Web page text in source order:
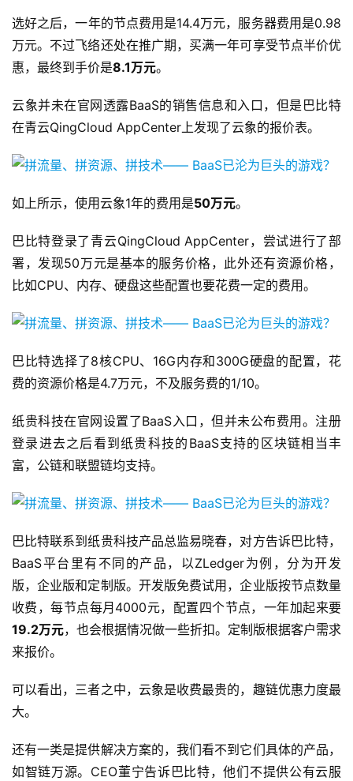
选好之后，一年的节点费用是14.4万元，服务器费用是0.98
万元。不过飞络还处在推广期，买满一年可享受节点半价优
惠，最终到手价是8.1万元。
云象并未在官网透露BaaS的销售信息和入口，但是巴比特
在青云QingCloud AppCenter上发现了云象的报价表。
如上所示，使用云象1年的费用是50万元。
巴比特登录了青云QingCloud AppCenter，尝试进行了部
署，发现50万元是基本的服务价格，此外还有资源价格，
比如CPU、内存、硬盘这些配置也要花费一定的费用。
巴比特选择了8核CPU、16G内存和300G硬盘的配置，花
费的资源价格是4.7万元，不及服务费的1/10。
纸贵科技在官网设置了BaaS入口，但并未公布费用。注册
登录进去之后看到纸贵科技的BaaS支持的区块链相当丰
富，公链和联盟链均支持。
巴比特联系到纸贵科技产品总监易晓春，对方告诉巴比特，
BaaS平台里有不同的产品，以ZLedger为例，分为开发
版，企业版和定制版。开发版免费试用，企业版按节点数量
收费，每节点每月4000元，配置四个节点，一年加起来要
19.2万元，也会根据情况做一些折扣。定制版根据客户需求
来报价。
可以看出，三者之中，云象是收费最贵的，趣链优惠力度最
大。
还有一类是提供解决方案的，我们看不到它们具体的产品，
如智链万源。CEO董宁告诉巴比特，他们不提供公有云服